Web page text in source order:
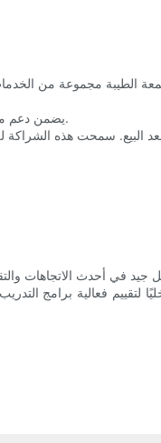
الطيبة مجموعة من
يضمن دعم ما بعد البيع أن تظل الكراسي متينة وآمنة بمرور الوقت. تتيح خيارات التخصيص للمؤسسات تخصيص كراسي لاحتياجاتها المحددة ، وتعزيز الراحة والوظائف.